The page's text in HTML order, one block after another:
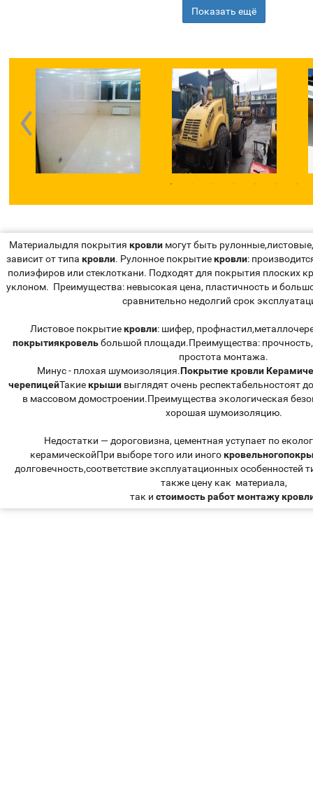
Кровельные работы .Звоните,пишите
договоримся....
Показать ещё
Материалыдля покрытия кровли могут быть
зависит от типа кровли. Рулонное покрытиекровли:
полиэфиров или стеклоткани. Подходят для покрытия плоских
уклоном. Преимущества: невысокая цена, пластичность и
сравнительно недолгий срок
Листовое покрытиекровли: шифер,
покрытиякровельбольшой площади.Преимущества: прочность,
простота монтажа.
Минус - плохая шумоизоляция.Покрытие кровли
черепицейТакиекрыши выглядят очень респектабельностоят
в массовом домостроении.Преимущества экологическая
хорошая шумоизоляцию.
Недостатки — дороговизна, цементная уступает по
керамическойПри выборе того или иного
долговечность,соответствие эксплуатационных особенностей
также цену как материала,
так и стоимость работ монтажу